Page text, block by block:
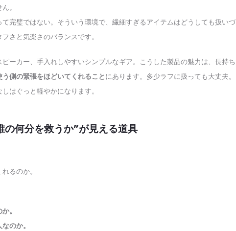
。
完璧ではない。そういう環境で、繊細すぎるアイテムはどうしても扱いづ
さと気楽さのバランスです。
ーカー、手入れしやすいシンプルなギア。こうした製品の魅力は、長持ち
う側の緊張をほどいてくれることにあります。多少ラフに扱っても大丈夫。
はぐっと軽やかになります。
何分を救うか”が見える道具
るのか。
。
のか。